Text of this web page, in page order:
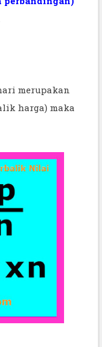
merupakan
harga) maka